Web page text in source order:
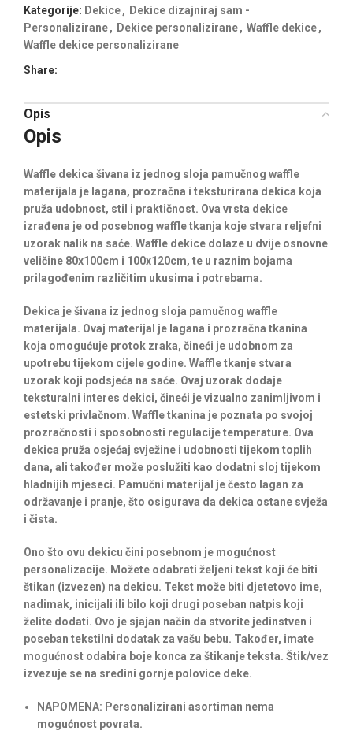
Kategorije: Dekice, Dekice dizajniraj sam -
Personalizirane, Dekice personalizirane, Waffle dekice,
Waffle dekice personalizirane
Share:
Opis
Opis
Waffle dekica šivana iz jednog sloja pamučnog waffle
materijala je lagana, prozračna i teksturirana dekica koja
pruža udobnost, stil i praktičnost. Ova vrsta dekice
izrađena je od posebnog waffle tkanja koje stvara reljefni
uzorak nalik na saće. Waffle dekice dolaze u dvije osnovne
veličine 80x100cm i 100x120cm, te u raznim bojama
prilagođenim različitim ukusima i potrebama.
Dekica je šivana iz jednog sloja pamučnog waffle
materijala. Ovaj materijal je lagana i prozračna tkanina
koja omogućuje protok zraka, čineći je udobnom za
upotrebu tijekom cijele godine. Waffle tkanje stvara
uzorak koji podsjeća na saće. Ovaj uzorak dodaje
teksturalni interes dekici, čineći je vizualno zanimljivom i
estetski privlačnom. Waffle tkanina je poznata po svojoj
prozračnosti i sposobnosti regulacije temperature. Ova
dekica pruža osjećaj svježine i udobnosti tijekom toplih
dana, ali također može poslužiti kao dodatni sloj tijekom
hladnijih mjeseci. Pamučni materijal je često lagan za
održavanje i pranje, što osigurava da dekica ostane svježa
i čista.
Ono što ovu dekicu čini posebnom je mogućnost
personalizacije. Možete odabrati željeni tekst koji će biti
štikan (izvezen) na dekicu. Tekst može biti djetetovo ime,
nadimak, inicijali ili bilo koji drugi poseban natpis koji
želite dodati. Ovo je sjajan način da stvorite jedinstven i
poseban tekstilni dodatak za vašu bebu. Također, imate
mogućnost odabira boje konca za štikanje teksta. Štik/vez
izvezuje se na sredini gornje polovice deke.
NAPOMENA: Personalizirani asortiman nema
mogućnost povrata.